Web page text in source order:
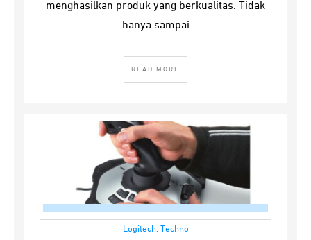
menghasilkan produk yang berkualitas. Tidak
hanya sampai
READ MORE
Logitech, Techno